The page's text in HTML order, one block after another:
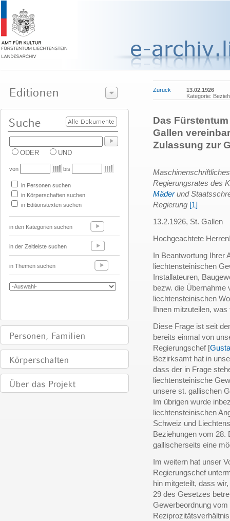
ODER UND
von bis
in Personen suchen
in Körperschaften suchen
in Editionstexten suchen
in den Kategorien suchen
in der Zeitleiste suchen
in Themen suchen
Zurück
13.02.1926
Kategorie:
Das
Gallen
Zulassung zur
Regierungsrates des
Mäderund
Regierung [1]
13.2.1926, St. Gallen
Hochgeachtete
In Beantwortung Ihrer
liechtensteinischen
Installateuren,
bezw. die Übernahme
liechtensteinischen
Ihnen mitzuteilen, was
Diese Frage ist seit
bereits einmal von
Regierungschef [
Bezirksamt hat in
dass der in Frage
liechtensteinische
unsere st. gallischen
Im übrigen wurde
liechtensteinischen
Schweiz und
Beziehungen vom
gallischerseits eine
Im weitern hat unser
Regierungschef
hin mitgeteilt, dass
29 des Gesetzes
Gewerbeordnung